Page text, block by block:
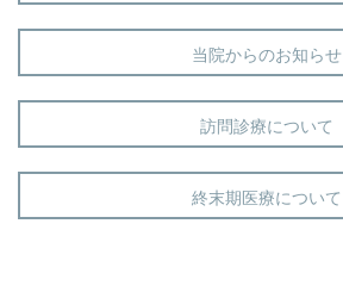
当院からのお知らせ
訪問診療について
終末期医療について